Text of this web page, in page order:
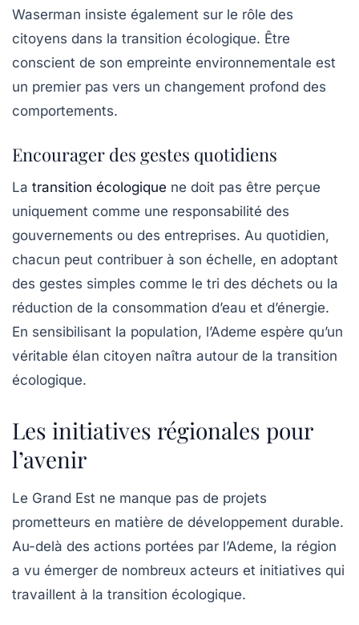
Waserman insiste également sur le rôle des
citoyens dans la transition écologique. Être
conscient de son empreinte environnementale est
un premier pas vers un changement profond des
comportements.
Encourager des gestes quotidiens
La transition écologique ne doit pas être perçue
uniquement comme une responsabilité des
gouvernements ou des entreprises. Au quotidien,
chacun peut contribuer à son échelle, en adoptant
des gestes simples comme le tri des déchets ou la
réduction de la consommation d’eau et d’énergie.
En sensibilisant la population, l’Ademe espère qu’un
véritable élan citoyen naîtra autour de la transition
écologique.
Les initiatives régionales pour
l’avenir
Le Grand Est ne manque pas de projets
prometteurs en matière de développement durable.
Au-delà des actions portées par l’Ademe, la région
a vu émerger de nombreux acteurs et initiatives qui
travaillent à la transition écologique.